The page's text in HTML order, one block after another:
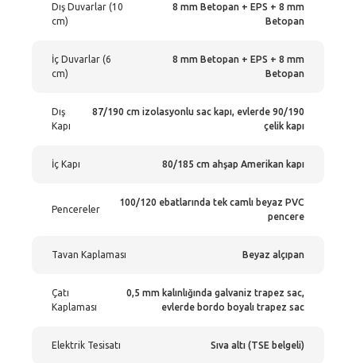
Dış Duvarlar (10
cm)
8 mm Betopan + EPS + 8 mm
Betopan
İç Duvarlar (6
cm)
8 mm Betopan + EPS + 8 mm
Betopan
Dış
Kapı
87/190 cm izolasyonlu sac kapı, evlerde 90/190
çelik kapı
İç Kapı 80/185 cm ahşap Amerikan kapı
Pencereler
100/120 ebatlarında tek camlı beyaz PVC
pencere
Tavan Kaplaması Beyaz alçıpan
Çatı
Kaplaması
0,5 mm kalınlığında galvaniz trapez sac,
evlerde bordo boyalı trapez sac
Elektrik Tesisatı Sıva altı (TSE belgeli)